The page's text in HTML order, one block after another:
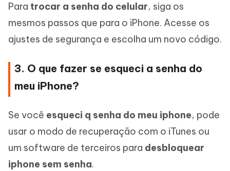
Para trocar a senha do celular, siga os
mesmos passos que para o iPhone. Acesse os
ajustes de segurança e escolha um novo código.
3. O que fazer se esqueci a senha do
meu iPhone?
Se você esqueci q senha do meu iphone, pode
usar o modo de recuperação com o iTunes ou
um software de terceiros para desbloquear
iphone sem senha.